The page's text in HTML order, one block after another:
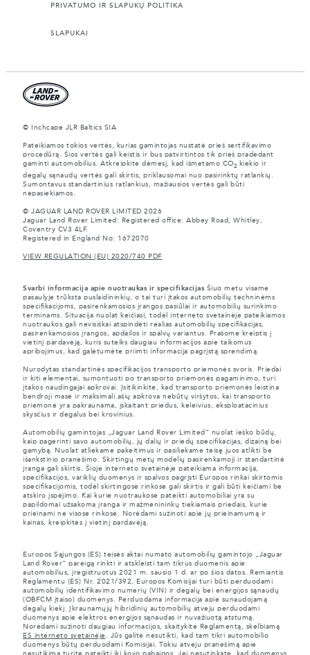
PRIVATUMO IR SLAPUKŲ POLITIKA
SLAPUKAI
© Inchcape JLR Baltics SIA
Pateikiamos tokios vertės, kurias gamintojas nustatė prieš sertifikavimo
procedūrą. Šios vertės gali keistis ir bus patvirtintos tik prieš pradedant
gaminti automobilius. Atkreipkite dėmesį, kad išmetamo CO2
kiekio ir
degalų sąnaudų vertės gali skirtis, priklausomai nuo pasirinktų ratlankių.
Sumontavus standartinius ratlankius, mažiausios vertės gali būti
nepasiekiamos.
© JAGUAR LAND ROVER LIMITED 2026
Jaguar Land Rover Limited: Registered office: Abbey Road, Whitley,
Coventry CV3 4LF.
Registered in England No: 1672070
VIEW REGULATION (EU) 2020/740 PDF
Svarbi informacija apie nuotraukas ir specifikacijasŠiuo metu visame
pasaulyje trūksta puslaidininkių, o tai turi įtakos automobilių techninėms
specifikacijoms, pasirenkamosios įrangos pasiūlai ir automobilių surinkimo
terminams. Situacija nuolat keičiasi, todėl interneto svetainėje pateikiamos
nuotraukos gali nevisiškai atspindėti realias automobilių specifikacijas,
pasirenkamosios įrangos, apdailos ir spalvų variantus. Prašome kreiptis į
vietinį pardavėją, kuris suteiks daugiau informacijos apie taikomus
apribojimus, kad galėtumėte priimti informacija pagrįstą sprendimą.
Nurodytas standartinės specifikacijos transporto priemonės svoris. Priedai
ir kiti elementai, sumontuoti po transporto priemonės pagaminimo, turi
įtakos naudingajai apkrovai. Įsitikinkite, kad transporto priemonės leistina
bendroji masė ir maksimali ašių apkrova nebūtų viršytos, kai transporto
priemonė yra pakraunama, įskaitant priedus, keleivius, eksploatacinius
skysčius ir degalus bei krovinius.
Automobilių gamintojas „Jaguar Land Rover Limited“ nuolat ieško būdų,
kaip pagerinti savo automobilių, jų dalių ir priedų specifikacijas, dizainą bei
gamybą. Nuolat atliekame pakeitimus ir pasiliekame teisę juos atlikti be
išankstinio pranešimo. Skirtingų metų modelių pasirenkamoji ir standartinė
įranga gali skirtis. Šioje interneto svetainėje pateikiama informacija,
specifikacijos, variklių duomenys ir spalvos pagrįsti Europos rinkai skirtomis
specifikacijomis, todėl skirtingose rinkose gali skirtis ir gali būti keičiami be
atskiro įspėjimo. Kai kurie nuotraukose pateikti automobiliai yra su
papildomai užsakoma įranga ir mažmenininkų tiekiamais priedais, kurie
prieinami ne visose rinkose. Norėdami sužinoti apie jų prieinamumą ir
kainas, kreipkitės į vietinį pardavėją.
Europos Sąjungos (ES) teisės aktai numato automobilių gamintojo „Jaguar
Land Rover“ pareigą rinkti ir atskleisti tam tikrus duomenis apie
automobilius, įregistruotus 2021 m. sausio 1 d. ar po šios datos. Remiantis
Reglamentu (ES) Nr. 2021/392, Europos Komisijai turi būti perduodami
automobilių identifikavimo numerių (VIN) ir degalų bei energijos sąnaudų
(OBFCM įtaiso) duomenys. Perduodama informacija apie sunaudojamą
degalų kiekį. Įkraunamųjų hibridinių automobilių atveju perduodami
duomenys apie elektros energijos sąnaudas ir nuvažiuotą atstumą.
Norėdami sužinoti daugiau informacijos, skaitykite Reglamentą, skelbiamą
ES interneto svetainėje . Jūs galite nesutikti, kad tam tikri automobilio
duomenys būtų perduodami Komisijai. Tokiu atveju pranešimą apie